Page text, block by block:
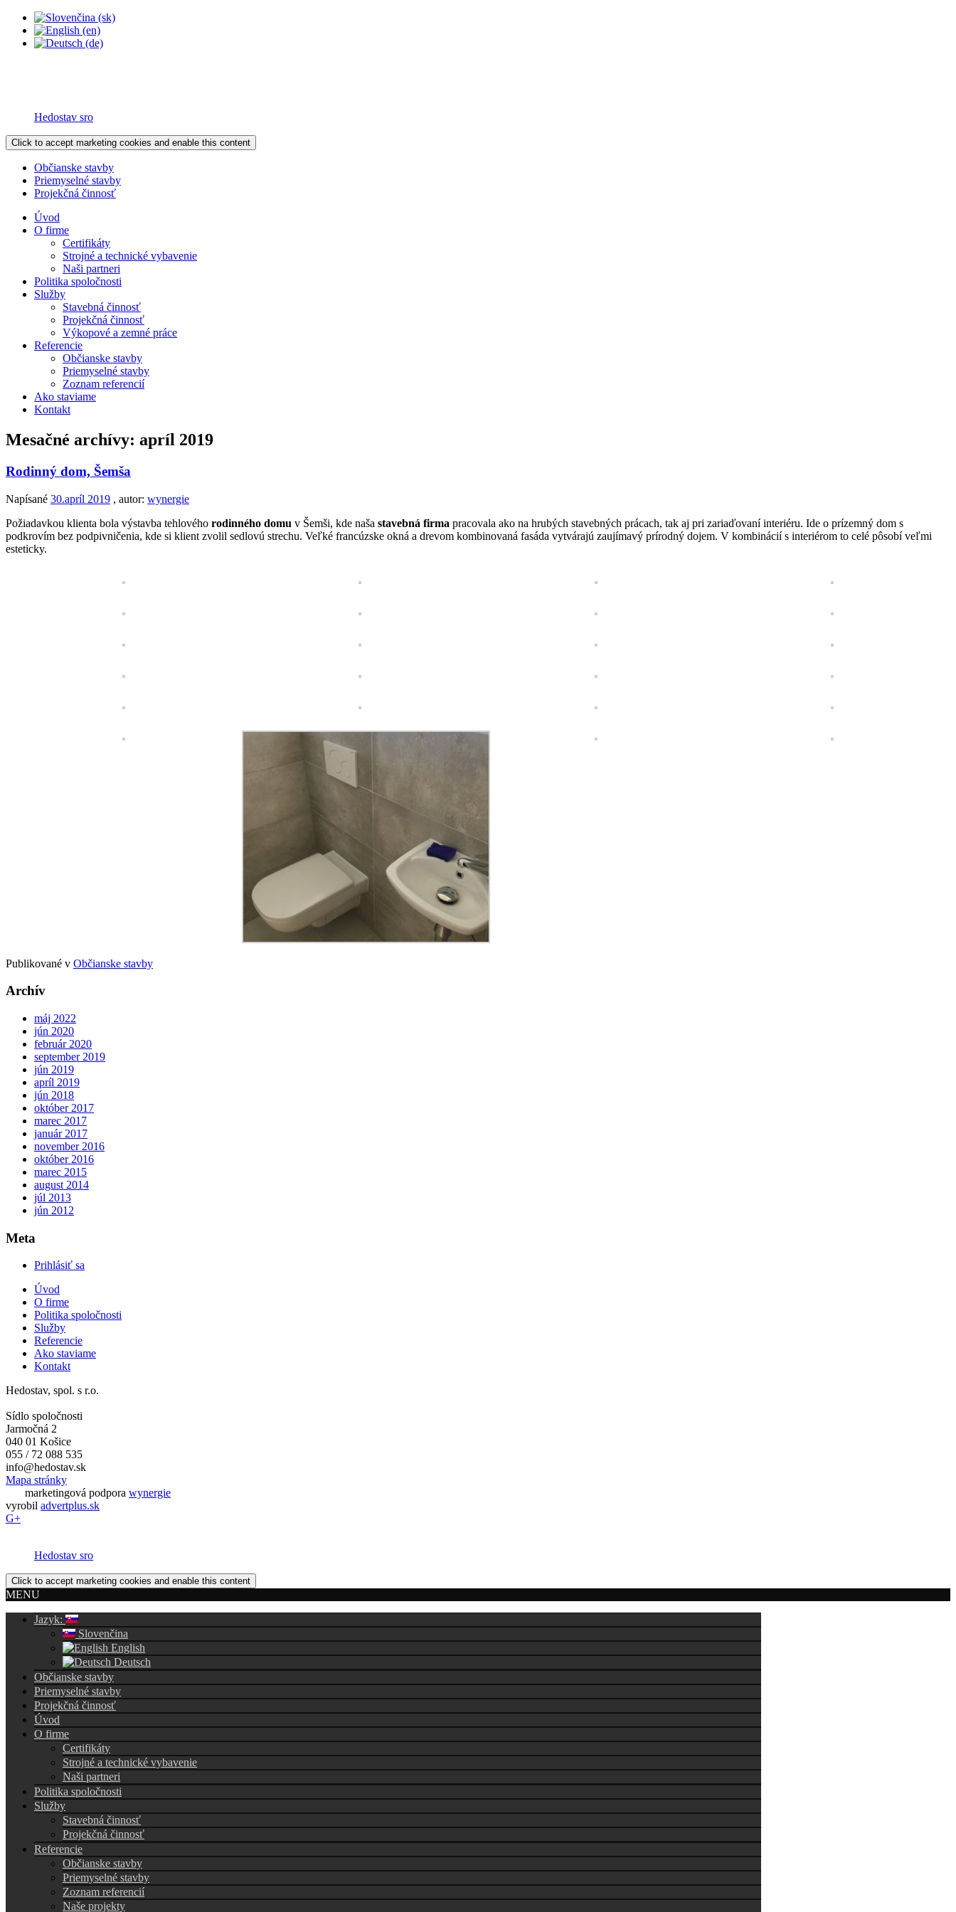
Hedostav sro
Click to accept marketing cookies and enable this content
Občianske stavby
Priemyselné stavby
Projekčná činnosť
Úvod
O firme
Certifikáty
Strojné a technické vybavenie
Naši partneri
Politika spoločnosti
Služby
Stavebná činnosť
Projekčná činnosť
Výkopové a zemné práce
Referencie
Občianske stavby
Priemyselné stavby
Zoznam referencií
Ako staviame
Kontakt
Mesačné archívy: apríl 2019
Rodinný dom, Šemša
Napísané 30.apríl 2019 , autor: wynergie
Požiadavkou klienta bola výstavba tehlového rodinného domu v Šemši, kde naša stavebná firma pracovala ako na hrubých stavebných prácach, tak aj pri zariaďovaní interiéru. Ide o prízemný dom s
podkrovím bez podpivničenia, kde si klient zvolil sedlovú strechu. Veľké francúzske okná a drevom kombinovaná fasáda vytvárajú zaujímavý prírodný dojem. V kombinácií s interiérom to celé pôsobí veľmi
esteticky.
Publikované v Občianske stavby
Archív
máj 2022
jún 2020
február 2020
september 2019
jún 2019
apríl 2019
jún 2018
október 2017
marec 2017
január 2017
november 2016
október 2016
marec 2015
august 2014
júl 2013
jún 2012
Meta
Prihlásiť sa
Úvod
O firme
Politika spoločnosti
Služby
Referencie
Ako staviame
Kontakt
Hedostav, spol. s r.o.
Sídlo spoločnosti
Jarmočná 2
040 01 Košice
055 / 72 088 535
info@hedostav.sk
Mapa stránky
marketingová podpora wynergie
vyrobil advertplus.sk
G+
Hedostav sro
Click to accept marketing cookies and enable this content
MENU
Jazyk:
Slovenčina
English
Deutsch
Občianske stavby
Priemyselné stavby
Projekčná činnosť
Úvod
O firme
Certifikáty
Strojné a technické vybavenie
Naši partneri
Politika spoločnosti
Služby
Stavebná činnosť
Projekčná činnosť
Referencie
Občianske stavby
Priemyselné stavby
Zoznam referencií
Naše projekty